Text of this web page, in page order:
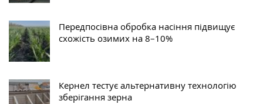
Передпосівна обробка насіння підвищує
схожість озимих на 8–10%
Кернел тестує альтернативну технологію
зберігання зерна